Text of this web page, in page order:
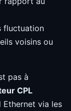
fluctuation
voisins ou
pas à
CPL
via les